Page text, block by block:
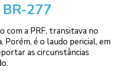
277
com a PRF, transitava no
Porém, é o laudo pericial, em
as circunstâncias